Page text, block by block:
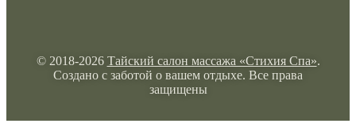
© 2018-2026 Тайский салон массажа «Стихия Спа».
Создано с заботой о вашем отдыхе. Все права
защищены